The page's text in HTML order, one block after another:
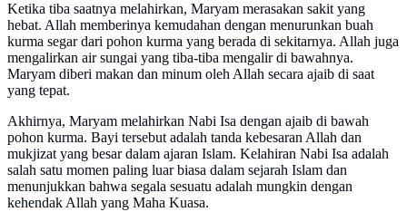
Ketika tiba saatnya melahirkan, Maryam merasakan sakit yang
hebat. Allah memberinya kemudahan dengan menurunkan buah
kurma segar dari pohon kurma yang berada di sekitarnya. Allah juga
mengalirkan air sungai yang tiba-tiba mengalir di bawahnya.
Maryam diberi makan dan minum oleh Allah secara ajaib di saat
yang tepat.
Akhirnya, Maryam melahirkan Nabi Isa dengan ajaib di bawah
pohon kurma. Bayi tersebut adalah tanda kebesaran Allah dan
mukjizat yang besar dalam ajaran Islam. Kelahiran Nabi Isa adalah
salah satu momen paling luar biasa dalam sejarah Islam dan
menunjukkan bahwa segala sesuatu adalah mungkin dengan
kehendak Allah yang Maha Kuasa.